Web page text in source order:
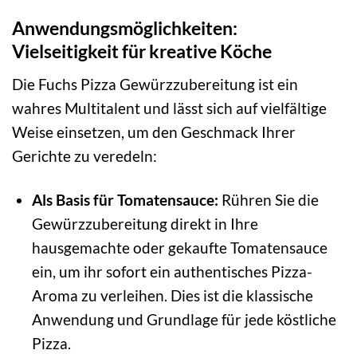
Anwendungsmöglichkeiten:
Vielseitigkeit für kreative Köche
Die Fuchs Pizza Gewürzzubereitung ist ein
wahres Multitalent und lässt sich auf vielfältige
Weise einsetzen, um den Geschmack Ihrer
Gerichte zu veredeln:
Als Basis für Tomatensauce: Rühren Sie die
Gewürzzubereitung direkt in Ihre
hausgemachte oder gekaufte Tomatensauce
ein, um ihr sofort ein authentisches Pizza-
Aroma zu verleihen. Dies ist die klassische
Anwendung und Grundlage für jede köstliche
Pizza.